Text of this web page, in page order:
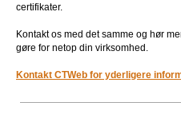
certifikater.
Kontakt os med det samme og hør
gøre for netop din virksomhed.
Kontakt CTWeb for yderligere